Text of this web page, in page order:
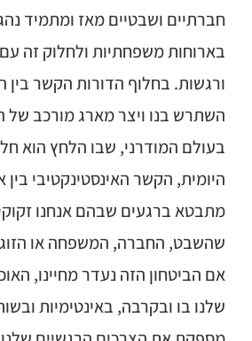
חברתיים ושבטיים מאז ומתמיד
בארוחות משפחתיות ולחלוק זה עם
ורגשות. בחלוף הדורות הקשר בין
השתרש בנו ויצר מארג מורכב של
בעולם המודרני, שבו הלחץ הוא
היומית, הקשר האינסטינקטיבי בין
מתבטא ברגעים שבהם אנחנו
שהשבט, החברה, המשפחה או
אם הביטחון הזה נעדר מחיינו,
שלנו בו ובקרבה, באינטימיות